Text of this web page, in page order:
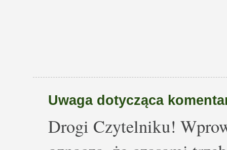
Uwaga dotycząca
Drogi Czytelniku!